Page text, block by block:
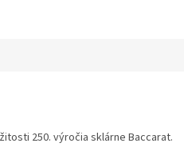
250. výročia sklárne Baccarat.